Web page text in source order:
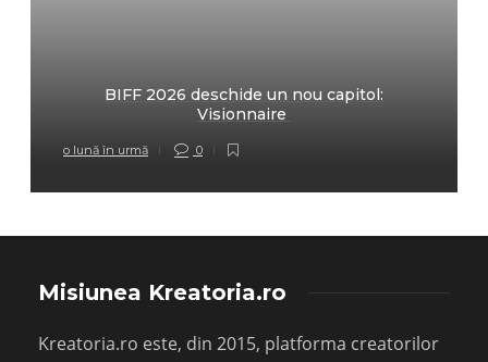
BIFF 2026 deschide un nou capitol:
Visionnaire
o lună în urmă 0
Misiunea Kreatoria.ro
Kreatoria.ro este, din 2015, platforma creatorilor